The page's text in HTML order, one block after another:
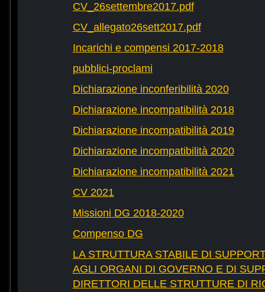
CV_26settembre2017.pdf
CV_allegato26sett2017.pdf
Incarichi e compensi 2017-2018
pubblici-proclami
Dichiarazione inconferibilità 2020
Dichiarazione incompatibilità 2018
Dichiarazione incompatibilità 2019
Dichiarazione incompatibilità 2020
Dichiarazione incompatibilità 2021
CV 2021
Missioni DG 2018-2020
Compenso DG
LA STRUTTURA STABILE DI
AGLI ORGANI DI GOVERNO E DI
DIRETTORI DELLE STRUTTURE DI